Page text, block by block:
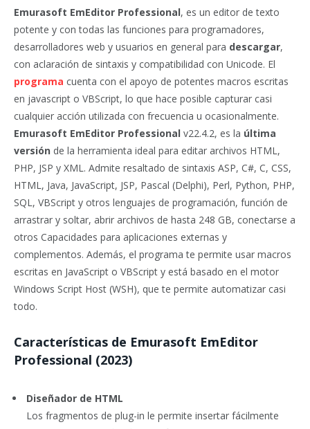
Emurasoft EmEditor Professional, es un editor de texto
potente y con todas las funciones para programadores,
desarrolladores web y usuarios en general para descargar,
con aclaración de sintaxis y compatibilidad con Unicode. El
programa cuenta con el apoyo de potentes macros escritas
en javascript o VBScript, lo que hace posible capturar casi
cualquier acción utilizada con frecuencia u ocasionalmente.
Emurasoft EmEditor Professional v22.4.2, es la última
versión de la herramienta ideal para editar archivos HTML,
PHP, JSP y XML. Admite resaltado de sintaxis ASP, C#, C, CSS,
HTML, Java, JavaScript, JSP, Pascal (Delphi), Perl, Python, PHP,
SQL, VBScript y otros lenguajes de programación, función de
arrastrar y soltar, abrir archivos de hasta 248 GB, conectarse a
otros Capacidades para aplicaciones externas y
complementos. Además, el programa te permite usar macros
escritas en JavaScript o VBScript y está basado en el motor
Windows Script Host (WSH), que te permite automatizar casi
todo.
Características de Emurasoft EmEditor
Professional (2023)
Diseñador de HTML
Los fragmentos de plug-in le permite insertar fácilmente